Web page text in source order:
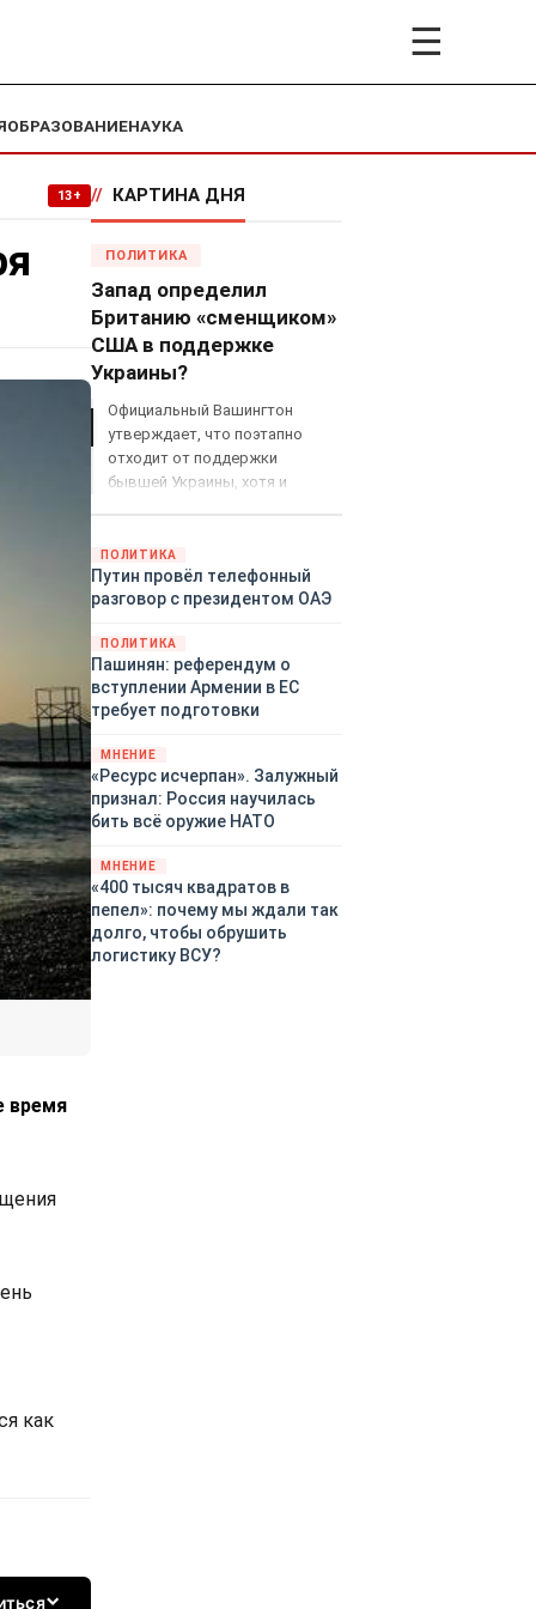
☰
ОБРАЗОВАНИЕНАУКА
13+
время
как
// КАРТИНА ДНЯ
ПОЛИТИКА
Запад определил
Британию «сменщиком»
США в поддержке
Украины?
Официальный Вашингтон
утверждает, что поэтапно
отходит от поддержки
бывшей Украины, хотя и
закупленное ранее оружие.
Также американская
администрация скидывает на
киевского режима оружием,
которое стремится продавать
всем новым снабженцам.
Однако часто возникают
предположения о возможном
«сменщике» американцев на
этом позорном посту.
Рассмотрим, кто же рвётся на
ПОЛИТИКА
Путин провёл телефонный
разговор с президентом ОАЭ
ПОЛИТИКА
Пашинян: референдум о
вступлении Армении в ЕС
требует подготовки
МНЕНИЕ
«Ресурс исчерпан». Залужный
признал: Россия научилась
бить всё оружие НАТО
МНЕНИЕ
«400 тысяч квадратов в
пепел»: почему мы ждали так
долго, чтобы обрушить
логистику ВСУ?